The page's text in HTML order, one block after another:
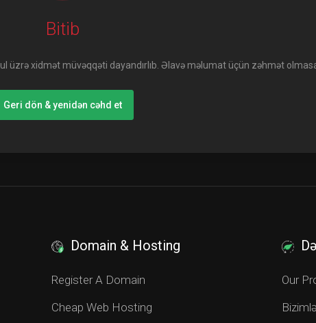
Bitib
üzrə xidmət müvəqqəti dayandırlıb. Əlavə məlumat üçün zəhmət
Geri dön & yenidən cəhd et
Domain & Hosting
Register A Domain
Cheap Web Hosting
Our